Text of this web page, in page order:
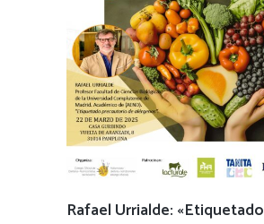
Rafael Urrialde: «Etiquetado